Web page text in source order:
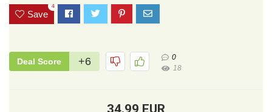
Save
4
Deal Score +6
0
18